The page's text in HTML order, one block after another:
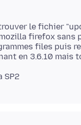
le fichier
firefox sans
files puis